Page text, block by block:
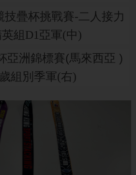
技疊杯挑戰賽-二人接力
組D1亞軍(中)
亞洲錦標賽(馬來西亞 )
組別季軍(右)